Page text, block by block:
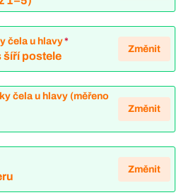
čela u hlavy*
šíří postele
Změnit
čela u hlavy (měřeno
Změnit
Změnit